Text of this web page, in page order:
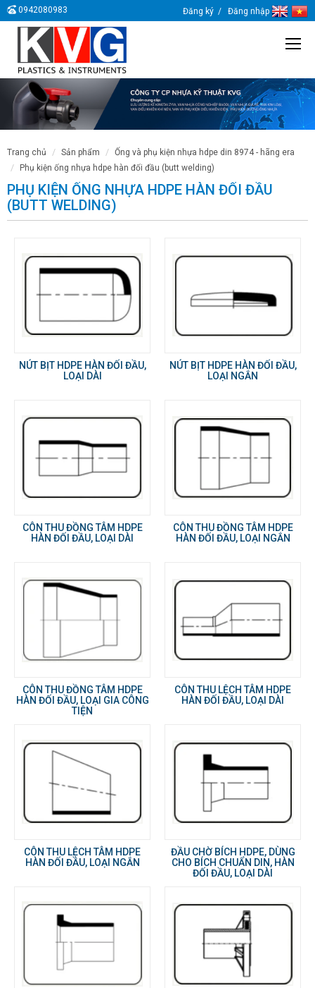
0942080983 Đăng ký Đăng nhập
trang chủ sản phẩm
ống và phụ kiện nhựa hdpe din 8974 - hãng era
phụ kiện ống nhựa hdpe hàn đối đầu (butt welding)
PHỤ KIỆN ỐNG NHỰA HDPE HÀN ĐỐI ĐẦU
(BUTT WELDING)
NÚT BỊT HDPE HÀN ĐỐI ĐẦU,
LOẠI DÀI
NÚT BỊT HDPE HÀN ĐỐI ĐẦU,
LOẠI NGẮN
CÔN THU ĐỒNG TÂM HDPE
HÀN ĐỐI ĐẦU, LOẠI DÀI
CÔN THU ĐỒNG TÂM HDPE
HÀN ĐỐI ĐẦU, LOẠI NGẮN
CÔN THU ĐỒNG TÂM HDPE
HÀN ĐỐI ĐẦU, LOẠI GIA CÔNG
TIỆN
CÔN THU LỆCH TÂM HDPE
HÀN ĐỐI ĐẦU, LOẠI DÀI
CÔN THU LỆCH TÂM HDPE
HÀN ĐỐI ĐẦU, LOẠI NGẮN
ĐẦU CHỜ BÍCH HDPE, DÙNG
CHO BÍCH CHUẨN DIN, HÀN
ĐỐI ĐẦU, LOẠI DÀI